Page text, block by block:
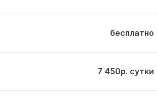
бесплатно
7 450р. сутки